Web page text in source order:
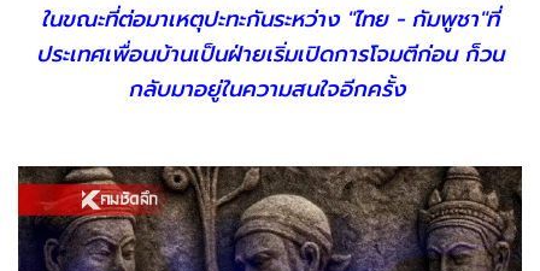
ในขณะที่ต่อมาเหตุปะทะกันระหว่าง "ไทย - กัมพูชา"ที่
ประเทศเพื่อนบ้านเป็นฝ่ายเริ่มเปิดการโจมตีก่อน ก็วน
กลับมาอยู่ในความสนใจอีกครั้ง